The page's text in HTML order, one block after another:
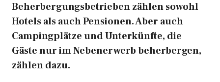
Beherbergungsbetrieben zählen sowohl
Hotels als auch Pensionen. Aber auch
Campingplätze und Unterkünfte, die
Gäste nur im Nebenerwerb beherbergen,
zählen dazu.